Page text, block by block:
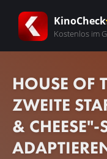
KinoCheck
Kostenlos im
HOUSE OF
ZWEITE
& CHEESE"-